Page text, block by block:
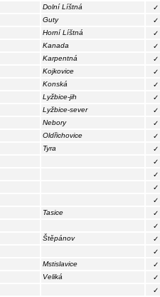
Dolní Líštná
✓
Guty
✓
Horní Líštná
✓
Kanada
✓
Karpentná
✓
Kojkovice
✓
Konská
✓
Lyžbice-jih
✓
Lyžbice-sever
✓
Nebory
✓
Oldřichovice
✓
Tyra
✓
✓
✓
✓
✓
Tasice
✓
✓
Štěpánov
✓
✓
Mstislavice
✓
Veliká
✓
✓